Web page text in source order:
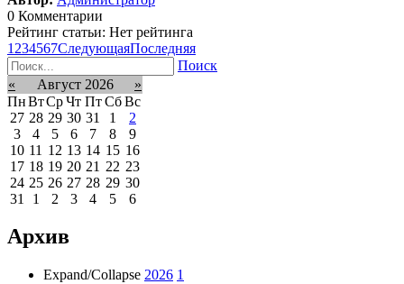
0 Комментарии
Рейтинг статьи: Нет рейтинга
1 234567СледующаяПоследняя
Поиск
«
Август 2026
»
ПнВтСрЧт Пт Сб Вс
27 28 29 30 31 1
2
3
4 5 6 7 8
9
10 11 12 13 14 15 16
17 18 19 20 21 22 23
24 25 26 27 28 29 30
31
1 2 3 4 5 6
Архив
Expand/Collapse 2026 1